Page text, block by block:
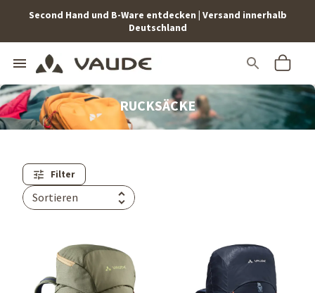
Second Hand und B-Ware entdecken | Versand innerhalb
Deutschland
RUCKSÄCKE
Filter
Sortieren